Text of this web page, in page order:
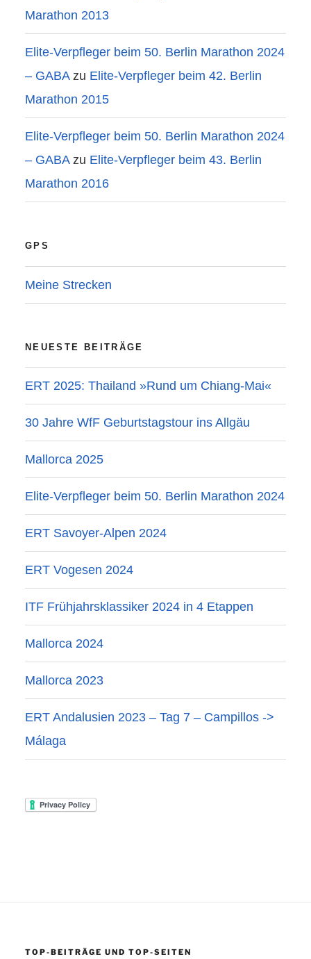
Marathon 2013
Elite-Verpfleger beim 50. Berlin Marathon 2024
– GABAzu Elite-Verpfleger beim 42. Berlin
Marathon 2015
Elite-Verpfleger beim 50. Berlin Marathon 2024
– GABAzu Elite-Verpfleger beim 43. Berlin
Marathon 2016
GPS
Meine Strecken
NEUESTE BEITRÄGE
ERT 2025: Thailand »Rund um Chiang-Mai«
30 Jahre WfF Geburtstagstour ins Allgäu
Mallorca 2025
Elite-Verpfleger beim 50. Berlin Marathon 2024
ERT Savoyer-Alpen 2024
ERT Vogesen 2024
ITF Frühjahrsklassiker 2024 in 4 Etappen
Mallorca 2024
Mallorca 2023
ERT Andalusien 2023 – Tag 7 – Campillos ->
Málaga
TOP-BEITRÄGE UND TOP-SEITEN